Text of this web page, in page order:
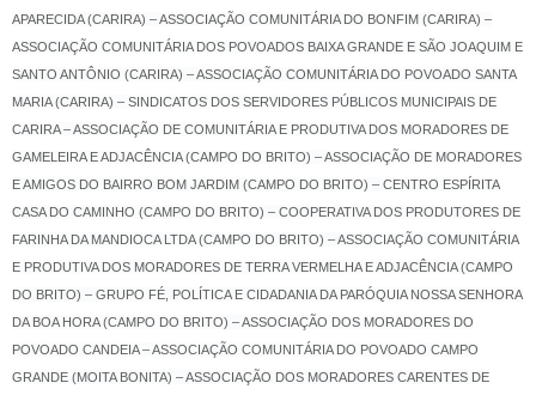
APARECIDA (CARIRA) – ASSOCIAÇÃO COMUNITÁRIA DO BONFIM (CARIRA) –
ASSOCIAÇÃO COMUNITÁRIA DOS POVOADOS BAIXA GRANDE E SÃO JOAQUIM E
SANTO ANTÔNIO (CARIRA) – ASSOCIAÇÃO COMUNITÁRIA DO POVOADO SANTA
MARIA (CARIRA) – SINDICATOS DOS SERVIDORES PÚBLICOS MUNICIPAIS DE
CARIRA – ASSOCIAÇÃO DE COMUNITÁRIA E PRODUTIVA DOS MORADORES DE
GAMELEIRA E ADJACÊNCIA (CAMPO DO BRITO) – ASSOCIAÇÃO DE MORADORES
E AMIGOS DO BAIRRO BOM JARDIM (CAMPO DO BRITO) – CENTRO ESPÍRITA
CASA DO CAMINHO (CAMPO DO BRITO) – COOPERATIVA DOS PRODUTORES DE
FARINHA DA MANDIOCA LTDA (CAMPO DO BRITO) – ASSOCIAÇÃO COMUNITÁRIA
E PRODUTIVA DOS MORADORES DE TERRA VERMELHA E ADJACÊNCIA (CAMPO
DO BRITO) – GRUPO FÉ, POLÍTICA E CIDADANIA DA PARÓQUIA NOSSA SENHORA
DA BOA HORA (CAMPO DO BRITO) – ASSOCIAÇÃO DOS MORADORES DO
POVOADO CANDEIA – ASSOCIAÇÃO COMUNITÁRIA DO POVOADO CAMPO
GRANDE (MOITA BONITA) – ASSOCIAÇÃO DOS MORADORES CARENTES DE